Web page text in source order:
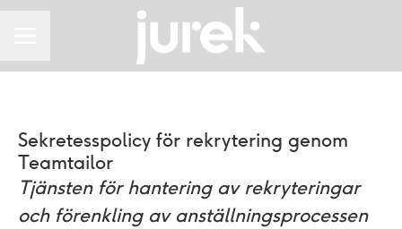
Sekretesspolicy för rekrytering genom
Teamtailor
Tjänsten för hantering av rekryteringar
och förenkling av anställningsprocessen